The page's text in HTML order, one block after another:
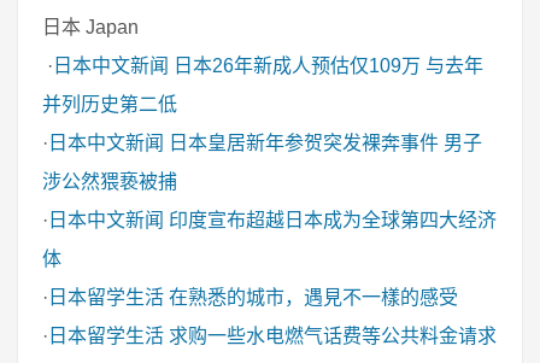
日本 Japan
· 日本中文新闻
日本26年新成人预估仅109万 与去年
并列历史第二低
· 日本中文新闻
日本皇居新年参贺突发裸奔事件 男子
涉公然猥亵被捕
· 日本中文新闻 印度宣布超越日本成为全球第四大经济
体
· 日本留学生活 在熟悉的城市，遇見不一樣的感受
· 日本留学生活 求购一些水电燃气话费等公共料金请求